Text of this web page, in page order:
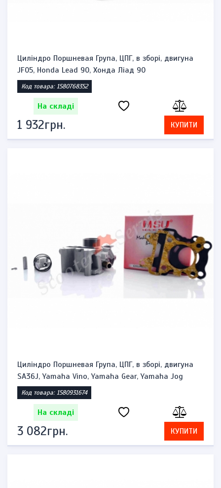
Циліндро Поршневая Група, ЦПГ, в зборі, двигуна
JF05, Honda Lead 90, Хонда Ліад 90
Код товара: 1580768352
На складі
1 932грн. КУПИТИ
Циліндро Поршневая Група, ЦПГ, в зборі, двигуна
SA36J, Yamaha Vino, Yamaha Gear, Yamaha Jog
Код товара: 1580931674
На складі
3 082грн. КУПИТИ